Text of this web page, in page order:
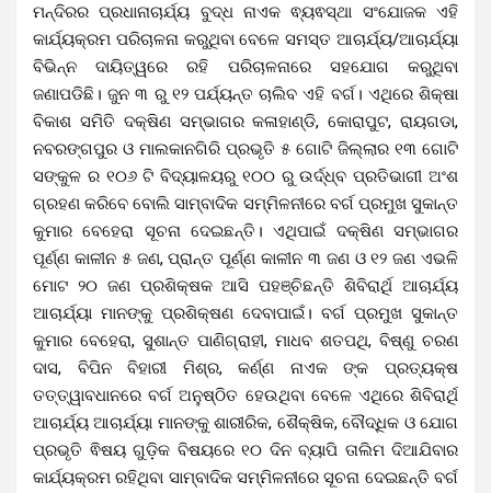
ମନ୍ଦିରର ପ୍ରଧାନାଚାର୍ଯ୍ୟ ବୁଦ୍ଧ ନାଏକ ଵ୍ୟଵସ୍ଥା ସଂଯୋଜକ ଏହି
କାର୍ଯ୍ୟକ୍ରମ ପରିଚାଳନା କରୁଥିବା ବେଳେ ସମସ୍ତ ଆଚାର୍ଯ୍ୟ/ଆଚାର୍ଯ୍ୟା
ବିଭିନ୍ନ ଦାୟିତ୍ୱରେ ରହି ପରିଚାଳନାରେ ସହଯୋଗ କରୁଥିବା
ଜଣାପଡିଛି। ଜୁନ ୩ ରୁ ୧୨ ପର୍ଯ୍ୟନ୍ତ ଚାଲିବ ଏହି ବର୍ଗ। ଏଥିରେ ଶିକ୍ଷା
ବିକାଶ ସମିତି ଦକ୍ଷିଣ ସମ୍ଭାଗର କଳାହାଣ୍ଡି, କୋରାପୁଟ, ରାୟଗଡା,
ନବରଙ୍ଗପୁର ଓ ମାଲକାନଗିରି ପ୍ରଭୃତି ୫ ଗୋଟି ଜିଲ୍ଲାର ୧୩ ଗୋଟି
ସଙ୍କୁଳ ର ୧୦୬ ଟି ବିଦ୍ୟାଳୟରୁ ୧୦୦ ରୁ ଉର୍ଦ୍ଧ୍ବ ପ୍ରତିଭାଗୀ ଅଂଶ
ଗ୍ରହଣ କରିବେ ବୋଲି ସାମ୍ବାଦିକ ସମ୍ମିଳନୀରେ ବର୍ଗ ପ୍ରମୁଖ ସୁକାନ୍ତ
କୁମାର ବେହେରା ସୂଚନା ଦେଇଛନ୍ତି। ଏଥିପାଇଁ ଦକ୍ଷିଣ ସମ୍ଭାଗର
ପୂର୍ଣ୍ଣ କାଳୀନ ୫ ଜଣ, ପ୍ରାନ୍ତ ପୂର୍ଣ୍ଣ କାଳୀନ ୩ ଜଣ ଓ ୧୨ ଜଣ ଏଭଳି
ମୋଟ ୨୦ ଜଣ ପ୍ରଶିକ୍ଷକ ଆସି ପହଞ୍ଚିଛନ୍ତି ଶିବିରାର୍ଥି ଆଚାର୍ଯ୍ୟ
ଆଚାର୍ଯ୍ୟା ମାନଙ୍କୁ ପ୍ରଶିକ୍ଷଣ ଦେବାପାଇଁ। ବର୍ଗ ପ୍ରମୁଖ ସୁକାନ୍ତ
କୁମାର ବେହେରା, ସୁଶାନ୍ତ ପାଣିଗ୍ରାହୀ, ମାଧବ ଶତପଥି, ବିଷ୍ଣୁ ଚରଣ
ଦାସ, ବିପିନ ବିହାରୀ ମିଶ୍ର, କର୍ଣ୍ଣ ନାଏକ ଙ୍କ ପ୍ରତ୍ୟକ୍ଷ
ତତ୍ତ୍ୱାବଧାନରେ ବର୍ଗ ଅନୁଷ୍ଠିତ ହେଉଥିବା ବେଳେ ଏଥିରେ ଶିବିରାର୍ଥି
ଆଚାର୍ଯ୍ୟ ଆଚାର୍ଯ୍ୟା ମାନଙ୍କୁ ଶାରୀରିକ, ଶୈକ୍ଷିକ, ବୌଦ୍ଧିକ ଓ ଯୋଗ
ପ୍ରଭୃତି ଵିଷୟ ଗୁଡ଼ିକ ବିଷୟରେ ୧୦ ଦିନ ବ୍ୟାପି ତାଲିମ ଦିଆଯିବାର
କାର୍ଯ୍ୟକ୍ରମ ରହିଥିବା ସାମ୍ବାଦିକ ସମ୍ମିଳନୀରେ ସୂଚନା ଦେଇଛନ୍ତି ବର୍ଗ